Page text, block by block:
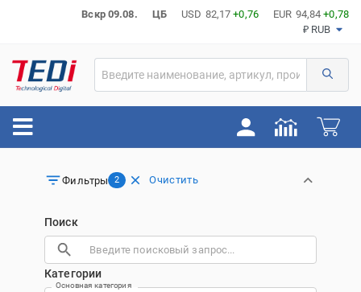
Вскр 09.08. ЦБ USD 82,17 +0,76 EUR 94,84 +0,78
₽ RUB
Фильтры 2 Очистить
Поиск
Категории
Основная категория